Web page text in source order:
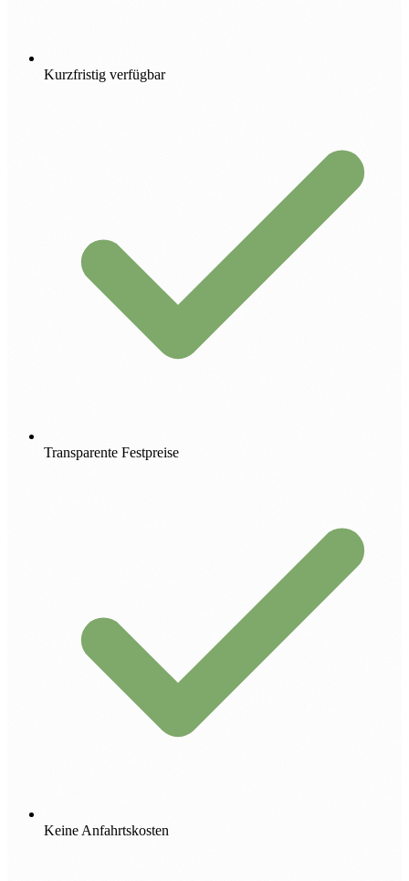
Kurzfristig verfügbar
Transparente Festpreise
Keine Anfahrtskosten